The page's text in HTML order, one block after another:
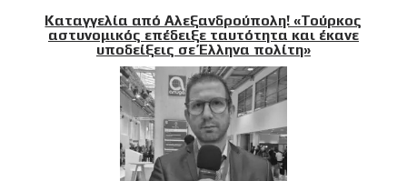
Καταγγελία από Αλεξανδρούπολη! «Τούρκος
αστυνομικός επέδειξε ταυτότητα και έκανε
υποδείξεις σε Έλληνα πολίτη»